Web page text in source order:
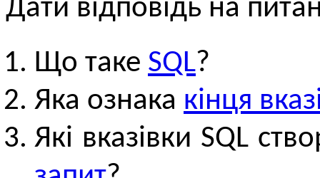
Дати відповідь на
Що таке SQL?
Яка ознака кінця
Які вказівки SQL